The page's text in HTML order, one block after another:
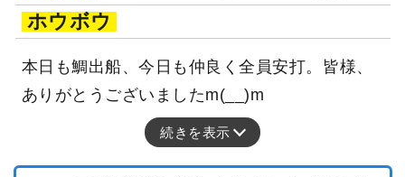
ホウボウ
本日も鯛出船、今日も仲良く全員安打。皆様、
ありがとうございましたm(__)m
続きを表示